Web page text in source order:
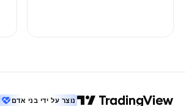
נוצר על ידי בני אדם